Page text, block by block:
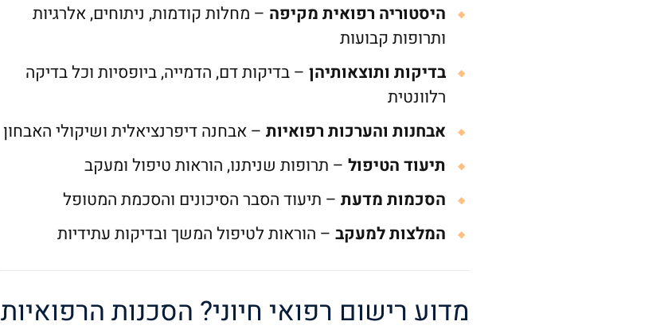
היסטוריה רפואית מקיפה – מחלות קודמות, ניתוחים, אלרגיות
ותרופות קבועות
בדיקות ותוצאותיהן – בדיקות דם, הדמייה, ביופסיות וכל בדיקה
רלוונטית
אבחנות והערכות רפואיות – אבחנה דיפרנציאלית ושיקולי האבחון
תיעוד הטיפול – תרופות שניתנו, הוראות טיפול ומעקב
הסכמות מדעת – תיעוד הסבר הסיכונים והסכמת המטופל
המלצות למעקב – הוראות לטיפול המשך ובדיקות עתידיות
מדוע רישום רפואי חיוני? הסכנות הרפואיות